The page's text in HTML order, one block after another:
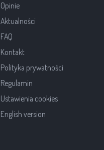
Opinie
Aktualności
FAQ
Kontakt
Polityka prywatności
Regulamin
Ustawienia cookies
English version